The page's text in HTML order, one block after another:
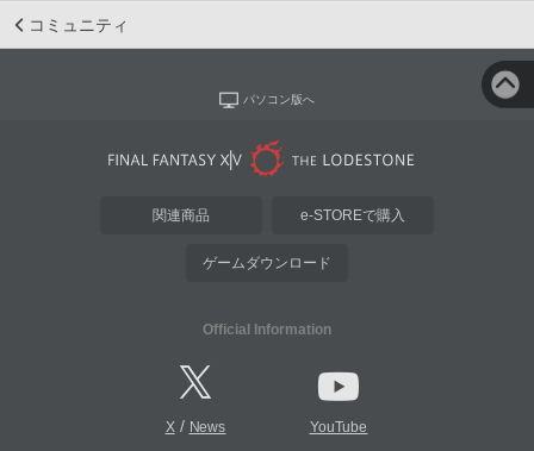
コミュニティ
パソコン版へ
関連商品 e-STOREで購入
ゲームダウンロード
Official Information
X/ News YouTube